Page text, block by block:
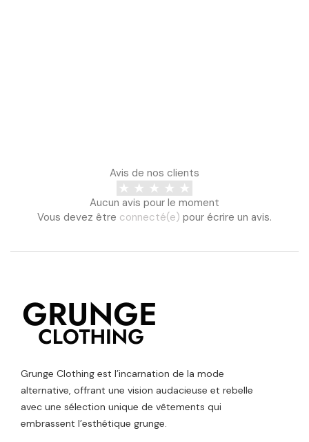
Avis de nos clients
Aucun avis pour le moment
Vous devez être connecté(e) pour écrire un avis.
Grunge Clothing est l’incarnation de la mode
alternative, offrant une vision audacieuse et rebelle
avec une sélection unique de vêtements qui
embrassent l’esthétique grunge.